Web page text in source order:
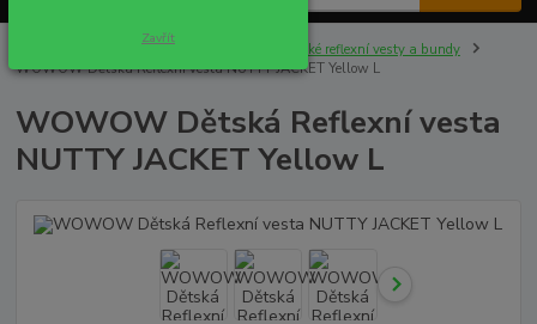
REFLEXNÍ VESTY A BUNDY
Dětské reflexní vesty a bundy
WOWOW Dětská Reflexní vesta NUTTY JACKET Yellow L
WOWOW Dětská Reflexní vesta
NUTTY JACKET Yellow L
Zavřít